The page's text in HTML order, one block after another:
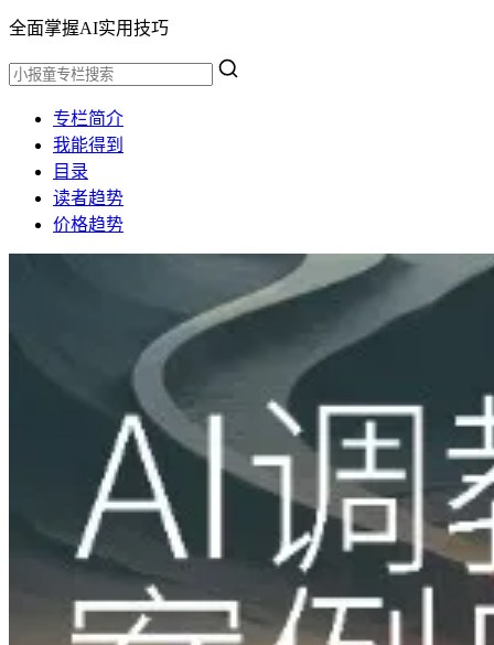
全面掌握AI实用技巧
专栏简介
我能得到
目录
读者趋势
价格趋势